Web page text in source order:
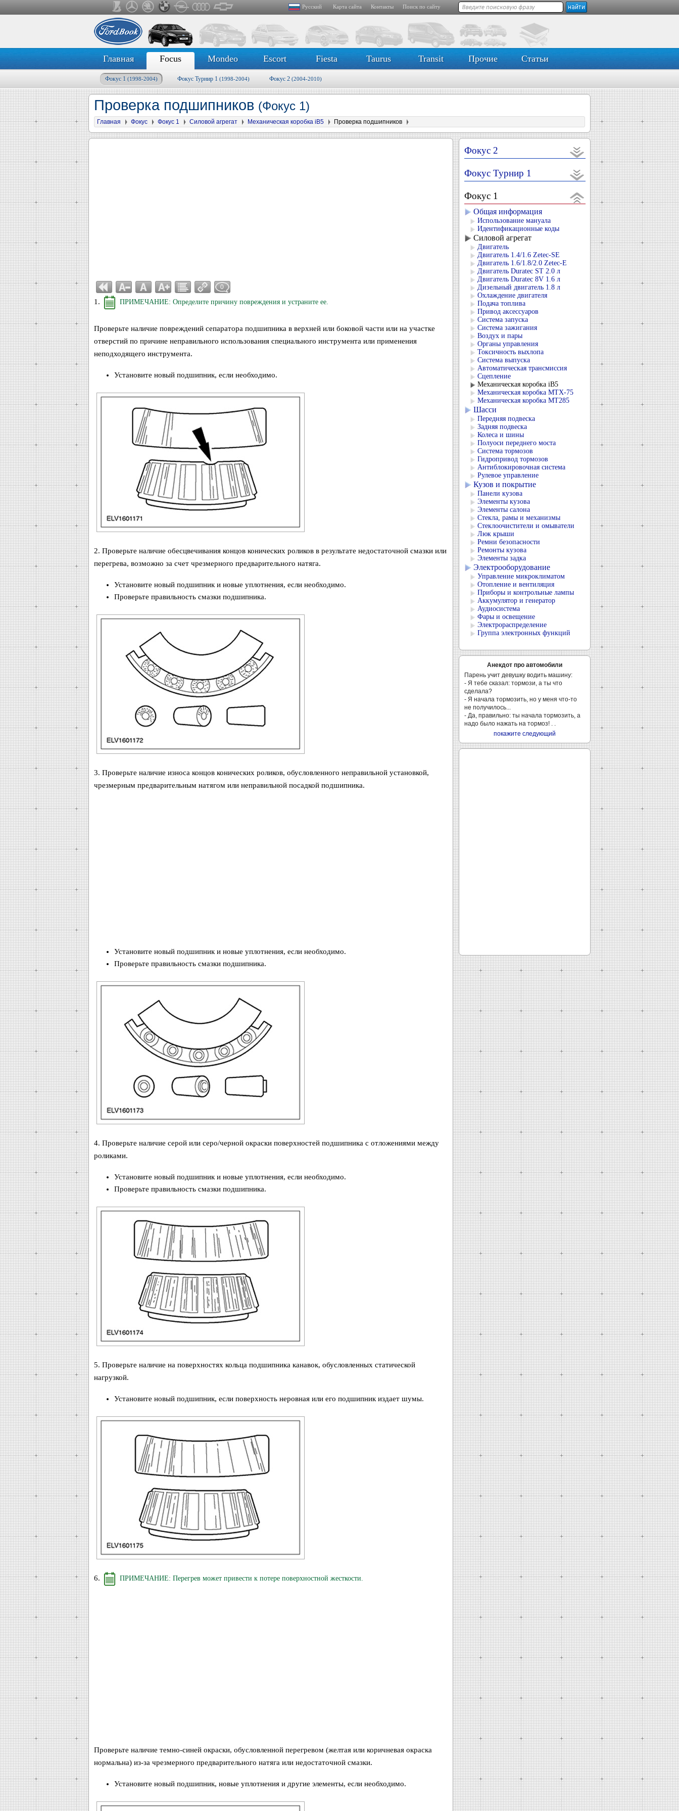
Русский Карта сайта Контакты Поиск по сайту
Главная Focus Mondeo Escort Fiesta Taurus Transit Прочие Статьи
Фокус 1 (1998-2004) Фокус Турнир 1 (1998-2004) Фокус 2 (2004-2010)
Проверка подшипников (Фокус 1)
Главная Фокус Фокус 1 Силовой агрегат Механическая коробка iB5 Проверка подшипников
0
1. ПРИМЕЧАНИЕ: Определите причину повреждения и устраните ее.
Проверьте наличие повреждений сепаратора подшипника в верхней или боковой части или на участке
отверстий по причине неправильного использования специального инструмента или применения
неподходящего инструмента.
Установите новый подшипник, если необходимо.
2. Проверьте наличие обесцвечивания концов конических роликов в результате недостаточной смазки или
перегрева, возможно за счет чрезмерного предварительного натяга.
Установите новый подшипник и новые уплотнения, если необходимо.
Проверьте правильность смазки подшипника.
3. Проверьте наличие износа концов конических роликов, обусловленного неправильной установкой,
чрезмерным предварительным натягом или неправильной посадкой подшипника.
Установите новый подшипник и новые уплотнения, если необходимо.
Проверьте правильность смазки подшипника.
4. Проверьте наличие серой или серо/черной окраски поверхностей подшипника с отложениями между
роликами.
Установите новый подшипник и новые уплотнения, если необходимо.
Проверьте правильность смазки подшипника.
5. Проверьте наличие на поверхностях кольца подшипника канавок, обусловленных статической
нагрузкой.
Установите новый подшипник, если поверхность неровная или его подшипник издает шумы.
6. ПРИМЕЧАНИЕ: Перегрев может привести к потере поверхностной жесткости.
Проверьте наличие темно-синей окраски, обусловленной перегревом (желтая или коричневая окраска
нормальна) из-за чрезмерного предварительного натяга или недостаточной смазки.
Установите новый подшипник, новые уплотнения и другие элементы, если необходимо.
Фокус 2
Фокус Турнир 1
Фокус 1
Общая информация
Использование мануала
Идентификационные коды
Силовой агрегат
Двигатель
Двигатель 1.4/1.6 Zetec-SE
Двигатель 1.6/1.8/2.0 Zetec-E
Двигатель Duratec ST 2.0 л
Двигатель Duratec 8V 1.6 л
Дизельный двигатель 1.8 л
Охлаждение двигателя
Подача топлива
Привод аксессуаров
Система запуска
Система зажигания
Воздух и пары
Органы управления
Токсичность выхлопа
Система выпуска
Автоматическая трансмиссия
Сцепление
Механическая коробка iB5
Механическая коробка MTX-75
Механическая коробка MT285
Шасси
Передняя подвеска
Задняя подвеска
Колеса и шины
Полуоси переднего моста
Система тормозов
Гидропривод тормозов
Антиблокировочная система
Рулевое управление
Кузов и покрытие
Панели кузова
Элементы кузова
Элементы салона
Стекла, рамы и механизмы
Стеклоочистители и омыватели
Люк крыши
Ремни безопасности
Ремонты кузова
Элементы задка
Электрооборудование
Управление микроклиматом
Отопление и вентиляция
Приборы и контрольные лампы
Аккумулятор и генератор
Аудиосистема
Фары и освещение
Электрораспределение
Группа электронных функций
Анекдот про автомобили
Парень учит девушку водить машину:
- Я тебе сказал: тормози, а ты что
сделала?
- Я начала тормозить, но у меня что-то
не получилось...
- Да, правильно: ты начала тормозить, а
надо было нажать на тормоз! . .
покажите следующий